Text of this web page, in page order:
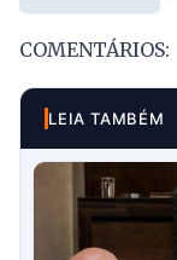
COMENTÁRIOS:
LEIA TAMBÉM